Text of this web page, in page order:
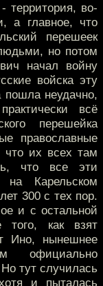
территория, во-
а главное, что
перешеек
но потом
начал войну
войска эту
пошла неудачно,
всё
перешейка
православные
что их всех там
что все эти
на Карельском
300 с тех пор.
и с остальной
как взят
Ино, нынешнее
официально
тут случилась
и пыталась